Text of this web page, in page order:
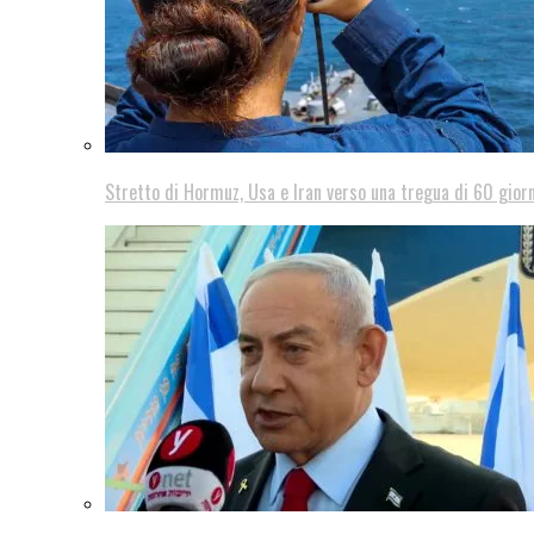
Stretto di Hormuz, Usa e Iran verso una tregua di 60